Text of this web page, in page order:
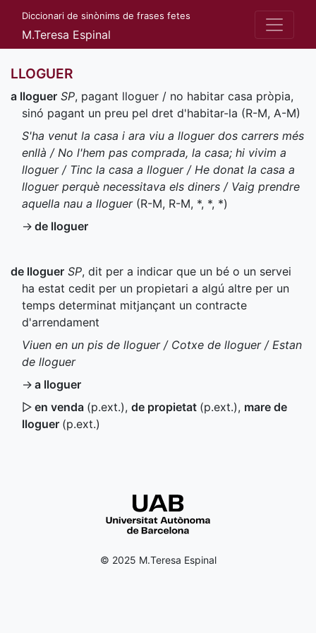
Diccionari de sinònims de frases fetes
M.Teresa Espinal
LLOGUER
a lloguer SP, pagant lloguer / no habitar casa pròpia,
sinó pagant un preu pel dret d'habitar-la (R-M, A-M)
S'ha venut la casa i ara viu a lloguer dos carrers més
enllà / No l'hem pas comprada, la casa; hi vivim a
lloguer / Tinc la casa a lloguer / He donat la casa a
lloguer perquè necessitava els diners / Vaig prendre
aquella nau a lloguer(R-M, R-M, *, *, *)
→ de lloguer
de lloguer SP, dit per a indicar que un bé o un servei
ha estat cedit per un propietari a algú altre per un
temps determinat mitjançant un contracte
d'arrendament
Viuen en un pis de lloguer / Cotxe de lloguer / Estan
de lloguer
→ a lloguer
▷ en venda (p.ext.), de propietat (p.ext.), mare de
lloguer (p.ext.)
© 2025 M.Teresa Espinal